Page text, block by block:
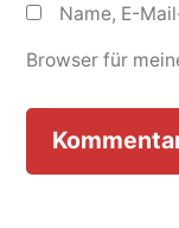
Name, E-
Browser für